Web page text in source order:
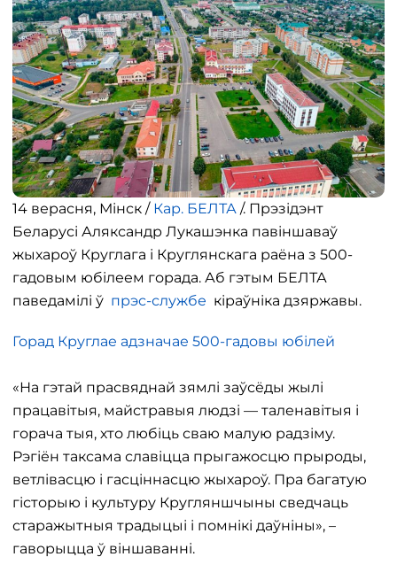
14 верасня, Мінск / Кар. БЕЛТА /. Прэзідэнт
Беларусі Аляксандр Лукашэнка павіншаваў
жыхароў Круглага і Круглянскага раёна з 500-
гадовым юбілеем горада. Аб гэтым БЕЛТА
паведамілі ў прэс-службе кіраўніка дзяржавы.
Горад Круглае адзначае 500-гадовы юбілей
«На гэтай прасвяднай зямлі заўсёды жылі
працавітыя, майстравыя людзі — таленавітыя і
горача тыя, хто любіць сваю малую радзіму.
Рэгіён таксама славіцца прыгажосцю прыроды,
ветлівасцю і гасціннасцю жыхароў. Пра багатую
гісторыю і культуру Кругляншчыны сведчаць
старажытныя традыцыі і помнікі даўніны», –
гаворыцца ў віншаванні.